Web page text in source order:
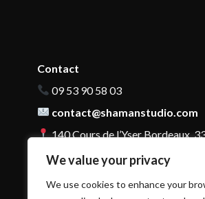
We value your privacy
We use cookies to enhance your
Contact
09 53 90 58 03
contact@shamanstudio.com
140 Cours de l’Yser Bordeaux,